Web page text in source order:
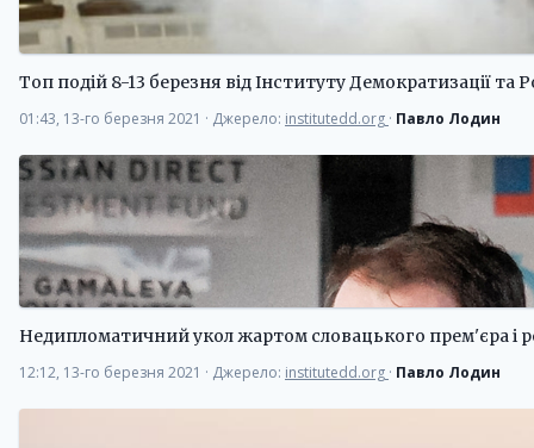
Топ подій 8-13 березня від Інституту Демократизації та
01:43, 13-го березня 2021 · Джерело: institutedd.org · Павло Лодин
Недипломатичний укол жартом словацького прем'єра і
12:12, 13-го березня 2021 · Джерело: institutedd.org · Павло Лодин